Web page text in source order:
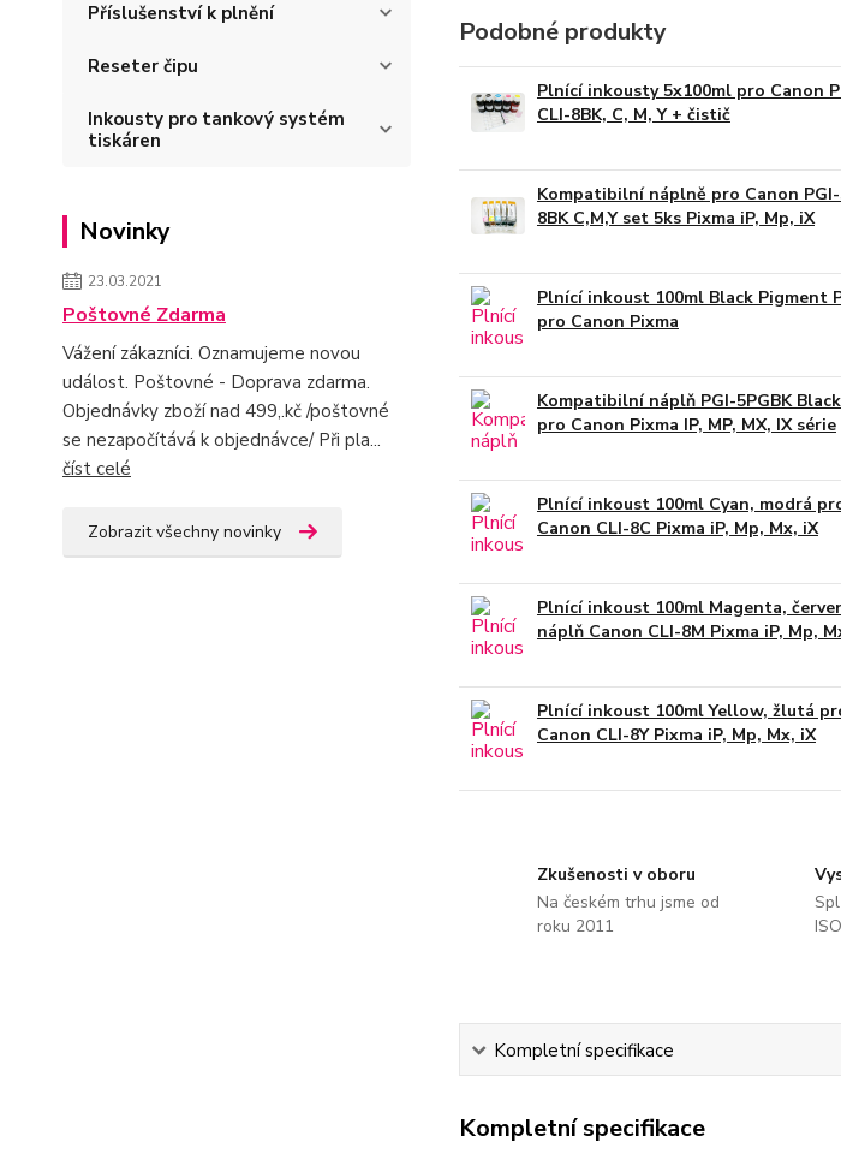
Příslušenství k plnění
Reseter čipu
Inkousty pro tankový systém
tiskáren
Novinky
23.03.2021
Poštovné Zdarma
Vážení zákazníci. Oznamujeme novou
událost. Poštovné - Doprava zdarma.
Objednávky zboží nad 499,.kč /poštovné
se nezapočítává k objednávce/ Při pla...
číst celé
Zobrazit všechny novinky
Podobné produkty
Plnící inkousty 5x100ml pro Canon
CLI-8BK, C, M, Y + čistič
Kompatibilní náplně pro Canon PGI-
8BK C,M,Y set 5ks Pixma iP, Mp, iX
Plnící inkoust 100ml Black Pigment
pro Canon Pixma
Kompatibilní náplň PGI-5PGBK
pro Canon Pixma IP, MP, MX, IX série
Plnící inkoust 100ml Cyan, modrá
Canon CLI-8C Pixma iP, Mp, Mx, iX
Plnící inkoust 100ml Magenta,
náplň Canon CLI-8M Pixma iP, Mp,
Plnící inkoust 100ml Yellow, žlutá
Canon CLI-8Y Pixma iP, Mp, Mx, iX
Zkušenosti v oboru
Na českém trhu jsme od
roku 2011
Kompletní specifikace
Kompletní specifikace